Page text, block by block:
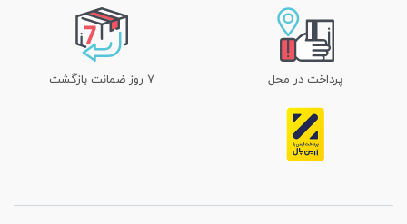
پرداخت در محل ۷ روز ضمانت بازگشت